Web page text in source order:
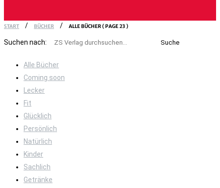
START BÜCHER ALLE BÜCHER( PAGE 23 )
Suchen nach:
Alle Bücher
Coming soon
Lecker
Fit
Glücklich
Persönlich
Natürlich
Kinder
Sachlich
Getränke